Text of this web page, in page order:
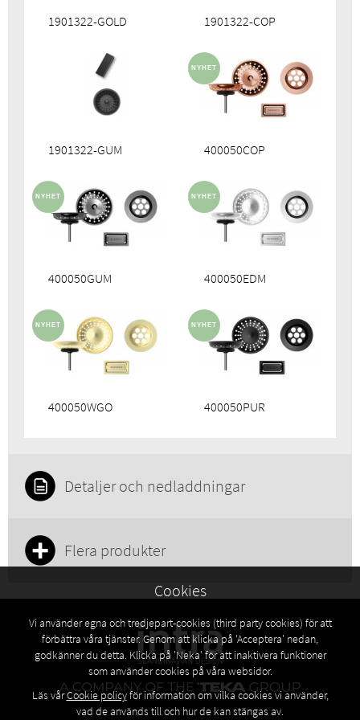
1901322-GOLD 1901322-COP
1901322-GUM 400050COP
400050GUM 400050EDM
400050WGO 400050PUR
Detaljer och nedladdningar
Flera produkter
Cookies
Vi använder egna och tredjepart-cookies (third party cookies) för att
förbättra våra tjänster. Genom att klicka på 'Acceptera' nedan,
godkänner du detta. Klicka på 'Neka' för att inaktivera funktioner
som använder cookies på våra websidor.
Läs vårCookie policyför information om vilka cookies vi använder,
vad de används till och hur de kan stängas av.